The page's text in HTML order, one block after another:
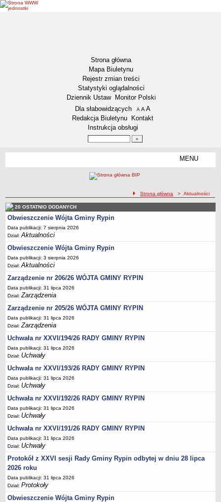
Strona główna
Mapa Biuletynu
Rejestr zmian treści
Statystyki oglądalności
Dziennik Ustaw
Monitor Polski
Menu dodatkowe
Dla słabowidzących A pomniejsz czcionkę
A standardowy rozmiar czcionki
A
Redakcja Biuletynu
Kontakt
Instrukcja obsługi
MENU
Lokalizacja
Insygnia gminy
Dane statystyczne
Zadania publiczne
Związki i stowarzyszenia
Realizacja zadań publicznych
Rejestr zbiorów danych osobowych
Rejestr instytucji kultury
RODO Klauzule informacyjne
AKTUALNOŚCI I OGŁOSZENIA
URZĄD GMINY
Dane teleadresowe
Tabela informacyjna
Czas pracy urzędu
Nr konta bankowego, NIP, REGON
Pracownicy urzędu - urząd gminy
Kompetencje referatów
Regulamin organizacyjny
Regulamin naboru na wolne stanowiska urzędnicze
Ogłoszenia o naborze na wolne stanowiska urzędnicze
Lista kandydatów spełniających wymagania formalne w naborach na
wolne stanowiska urzędnicze
Wyniki naboru na wolne stanowiska urzędnicze
ścieżka nawigacji
Strona główna > Aktualności
20 OSTATNIO DODANYCH
Obwieszczenie Wójta Gminy Rypin
Data publikacji: 7 sierpnia 2026
Dział:Aktualności
Obwieszczenie Wójta Gminy Rypin
Data publikacji: 3 sierpnia 2026
Dział:Aktualności
Zarządzenie nr 206/26 WÓJTA GMINY RYPIN
Data publikacji: 31 lipca 2026
Dział:Zarządzenia
Zarządzenie nr 205/26 WÓJTA GMINY RYPIN
Data publikacji: 31 lipca 2026
Dział:Zarządzenia
Uchwała nr XXVI/194/26 RADY GMINY RYPIN
Data publikacji: 31 lipca 2026
Dział: Uchwały
Uchwała nr XXVI/193/26 RADY GMINY RYPIN
Data publikacji: 31 lipca 2026
Dział: Uchwały
Uchwała nr XXVI/192/26 RADY GMINY RYPIN
Data publikacji: 31 lipca 2026
Dział: Uchwały
Uchwała nr XXVI/191/26 RADY GMINY RYPIN
Data publikacji: 31 lipca 2026
Dział: Uchwały
Protokół z XXVI sesji Rady Gminy Rypin odbytej w dniu 28 lipca
2026 roku
Data publikacji: 31 lipca 2026
Dział:Protokoły
Obwieszczenie Wójta Gminy Rypin